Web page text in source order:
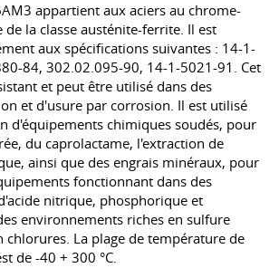
appartient aux aciers au chrome-
la classe austénite-ferrite. Il est
aux spécifications suivantes : 14-1-
84, 302.02.095-90, 14-1-5021-91. Cet
et peut être utilisé dans des
et d'usure par corrosion. Il est utilisé
d'équipements chimiques soudés, pour
du caprolactame, l'extraction de
ainsi que des engrais minéraux, pour
fonctionnant dans des
nitrique, phosphorique et
environnements riches en sulfure
chlorures. La plage de température de
de -40 + 300 °C.